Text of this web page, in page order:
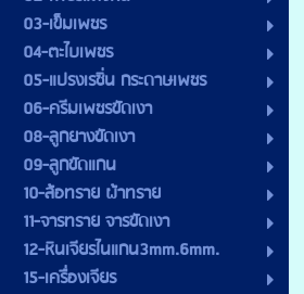
03-เข็มเพชร
04-ตะไบเพชร
05-แปรงเรซิ่น กระดาษเพชร
06-ครีมเพชรขัดเงา
08-ลูกยางขัดเงา
09-ลูกขัดแกน
10-ล้อทราย ผ้าทราย
11-จารทราย จารขัดเงา
12-หินเจียรไนแกน3mm.6mm.
15-เครื่องเจียร